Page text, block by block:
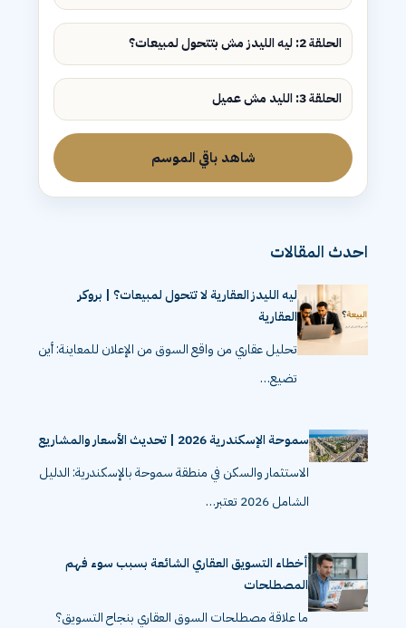
الحلقة 2: ليه الليدز مش بتتحول لمبيعات؟
الحلقة 3: الليد مش عميل
شاهد باقي الموسم
احدث المقالات
ليه الليدز العقارية لا تتحول لمبيعات؟ | بروكر
العقارية
تحليل عقاري من واقع السوق من الإعلان للمعاينة: أين
تضيع…
سموحة الإسكندرية 2026 | تحديث الأسعار والمشاريع
الاستثمار والسكن في منطقة سموحة بالإسكندرية: الدليل
الشامل 2026 تعتبر…
أخطاء التسويق العقاري الشائعة بسبب سوء فهم
المصطلحات
ما علاقة مصطلحات السوق العقاري بنجاح التسويق؟